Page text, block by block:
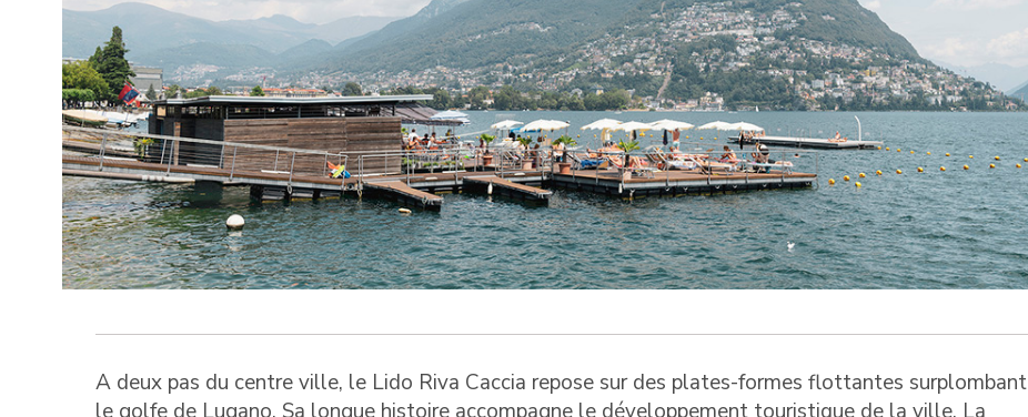
A deux pas du centre ville, le Lido Riva Caccia repose sur des plates-formes flottantes surplombant